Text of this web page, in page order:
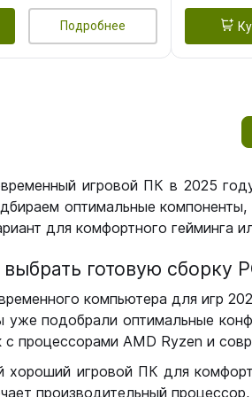
Подробнее
игровой ПК в 2025
оптимальные
для комфортного гейминга
готовую сборку
компьютера для игр
уже подобрали оптимальные
процессорами AMD Ryzen и
хороший игровой ПК для
производительный